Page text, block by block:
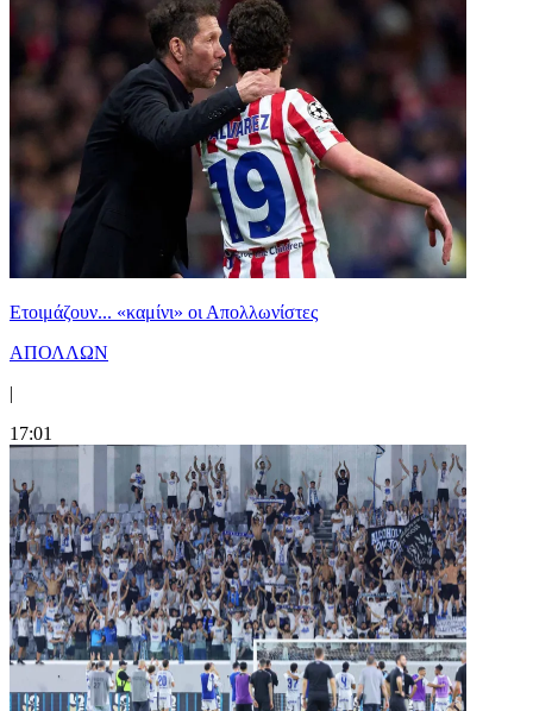
Ετοιμάζουν... «καμίνι» οι Απολλωνίστες
ΑΠΟΛΛΩΝ
|
17:01